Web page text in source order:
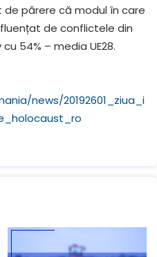
părere că modul în care
de conflictele din
54% – media UE28.
news/20192601_ziua_i